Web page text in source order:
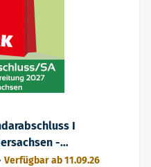
I
-
Verfügbar ab 11.09.26